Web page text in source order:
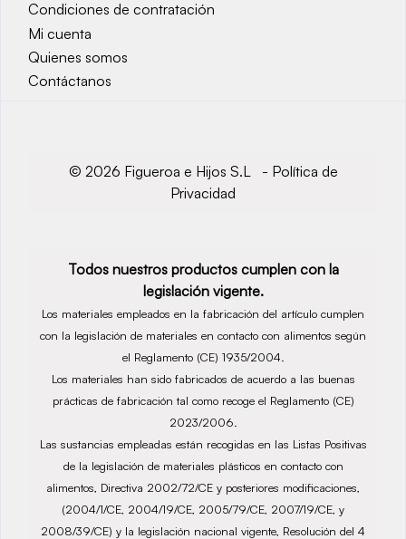
Condiciones de contratación
Mi cuenta
Quienes somos
Contáctanos
© 2026 Figueroa e Hijos S.L - Política de
Privacidad
Todos nuestros productos cumplen con la
legislación vigente.
Los materiales empleados en la fabricación del artículo cumplen
con la legislación de materiales en contacto con alimentos según
el Reglamento (CE) 1935/2004.
Los materiales han sido fabricados de acuerdo a las buenas
prácticas de fabricación tal como recoge el Reglamento (CE)
2023/2006.
Las sustancias empleadas están recogidas en las Listas Positivas
de la legislación de materiales plásticos en contacto con
alimentos, Directiva 2002/72/CE y posteriores modificaciones,
(2004/1/CE, 2004/19/CE, 2005/79/CE, 2007/19/CE, y
2008/39/CE) y la legislación nacional vigente, Resolución del 4